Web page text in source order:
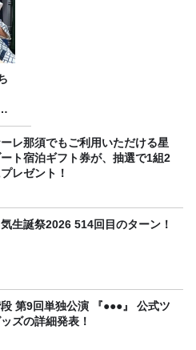
ーレ那須でもご利用いただける星
ト宿泊ギフト券が、抽選で1組2
レゼント！
生誕祭2026 514回目のターン！
第9回単独公演 『●●●』 公式ツ
ズの詳細発表！